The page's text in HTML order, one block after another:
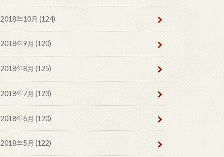
2018年10月 (124)
2018年9月 (120)
2018年8月 (125)
2018年7月 (123)
2018年6月 (120)
2018年5月 (122)